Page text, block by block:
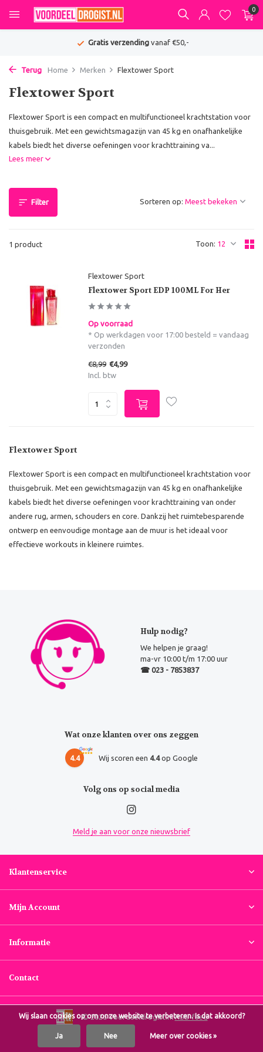
0
Gratis verzendingvanaf €50,-
Terug Home Merken Flextower Sport
Flextower Sport
Flextower Sport is een compact en multifunctioneel krachtstation voor
thuisgebruik. Met een gewichtsmagazijn van 45 kg en onafhankelijke
kabels biedt het diverse oefeningen voor krachttraining va...
Lees meer
Filter
1 product Toon:
Sorteren op:
Flextower Sport
Flextower Sport EDP 100ML For Her
Op voorraad
* Op werkdagen voor 17:00 besteld = vandaag
verzonden
€8,99 €4,99
Incl. btw
Flextower Sport
Flextower Sport is een compact en multifunctioneel krachtstation voor
thuisgebruik. Met een gewichtsmagazijn van 45 kg en onafhankelijke
kabels biedt het diverse oefeningen voor krachttraining van onder
andere rug, armen, schouders en core. Dankzij het ruimtebesparende
ontwerp en eenvoudige montage aan de muur is het ideaal voor
effectieve workouts in kleinere ruimtes.
Hulp nodig?
We helpen je graag!
ma-vr 10:00 t/m 17:00 uur
☎ 023 - 7853837
Wat onze klanten over ons zeggen
4.4 Wij scoren een 4.4op Google
Volg ons op social media
Meld je aan voor onze nieuwsbrief
Klantenservice
Mijn Account
Informatie
Contact
© 2026 Voordeeldrogist.nlRSS-feed
Wij slaan cookies op om onze website te verbeteren. Is dat akkoord?
Ja Nee Meer over cookies »